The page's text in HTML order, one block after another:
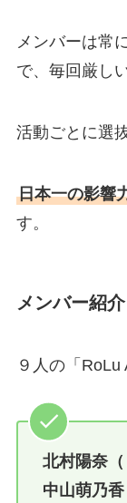
メンバーは常
で、毎回厳し
活動ごとに選
日本一の影響
す。
メンバー紹介
９人の「RoLu
北村陽奈（
中山萌乃香